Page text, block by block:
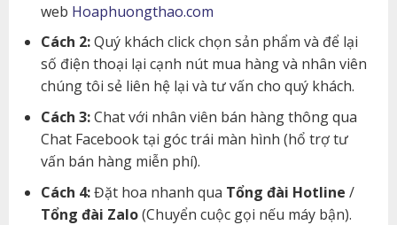
web Hoaphuongthao.com
Cách 2:Quý khách click chọn sản phẩm và để lại
số điện thoại lại cạnh nút mua hàng và nhân viên
chúng tôi sẻ liên hệ lại và tư vấn cho quý khách.
Cách 3:Chat với nhân viên bán hàng thông qua
Chat Facebook tại góc trái màn hình (hổ trợ tư
vấn bán hàng miễn phí).
Cách 4:Đặt hoa nhanh qua Tổng đài Hotline /
Tổng đài Zalo(Chuyển cuộc gọi nếu máy bận).